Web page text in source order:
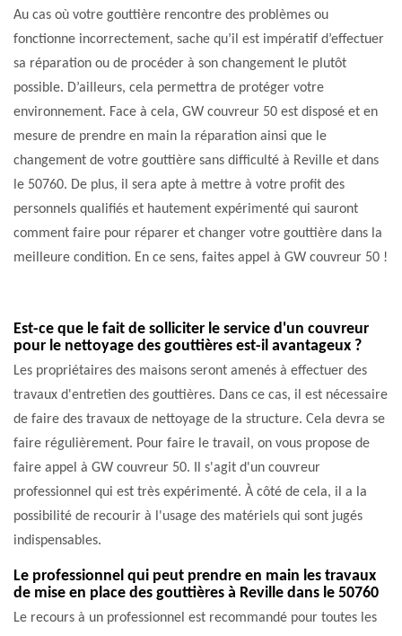
Au cas où votre gouttière rencontre des problèmes ou
fonctionne incorrectement, sache qu’il est impératif d’effectuer
sa réparation ou de procéder à son changement le plutôt
possible. D’ailleurs, cela permettra de protéger votre
environnement. Face à cela, GW couvreur 50 est disposé et en
mesure de prendre en main la réparation ainsi que le
changement de votre gouttière sans difficulté à Reville et dans
le 50760. De plus, il sera apte à mettre à votre profit des
personnels qualifiés et hautement expérimenté qui sauront
comment faire pour réparer et changer votre gouttière dans la
meilleure condition. En ce sens, faites appel à GW couvreur 50 !
Est-ce que le fait de solliciter le service d'un couvreur
pour le nettoyage des gouttières est-il avantageux ?
Les propriétaires des maisons seront amenés à effectuer des
travaux d'entretien des gouttières. Dans ce cas, il est nécessaire
de faire des travaux de nettoyage de la structure. Cela devra se
faire régulièrement. Pour faire le travail, on vous propose de
faire appel à GW couvreur 50. Il s'agit d'un couvreur
professionnel qui est très expérimenté. À côté de cela, il a la
possibilité de recourir à l'usage des matériels qui sont jugés
indispensables.
Le professionnel qui peut prendre en main les travaux
de mise en place des gouttières à Reville dans le 50760
Le recours à un professionnel est recommandé pour toutes les